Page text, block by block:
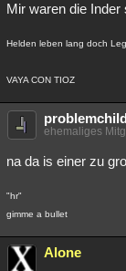
Mir waren die
Helden leben lang doch
VAYA CON TIOZ
problemchild
ehemaliges
na da is einer zu
"hr"
gimme a bullet
Alone